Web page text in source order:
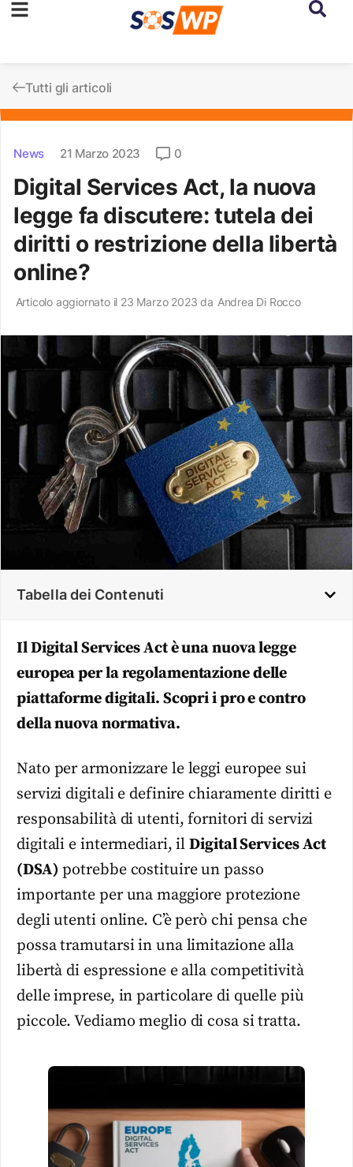
Tutti gli articoli
News 21 Marzo 2023 0
Digital Services Act, la nuova
legge fa discutere: tutela dei
diritti o restrizione della libertà
online?
Articolo aggiornato il 23 Marzo 2023 da Andrea Di Rocco
Tabella dei Contenuti
Il Digital Services Act è una nuova legge
europea per la regolamentazione delle
piattaforme digitali. Scopri i pro e contro
della nuova normativa.
Nato per armonizzare le leggi europee sui
servizi digitali e definire chiaramente diritti e
responsabilità di utenti, fornitori di servizi
digitali e intermediari, ilDigital Services Act
(DSA) potrebbe costituire un passo
importante per una maggiore protezione
degli utenti online. C’è però chi pensa che
possa tramutarsi in una limitazione alla
libertà di espressione e alla competitività
delle imprese, in particolare di quelle più
piccole. Vediamo meglio di cosa si tratta.